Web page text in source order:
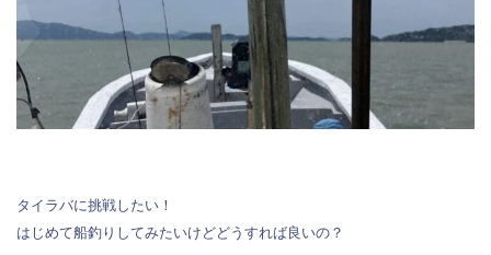
タイラバに挑戦したい！
はじめて船釣りしてみたいけどどうすれば良いの？